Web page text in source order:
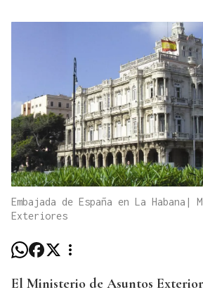
Embajada de España en La
Exteriores
El Ministerio de Asuntos